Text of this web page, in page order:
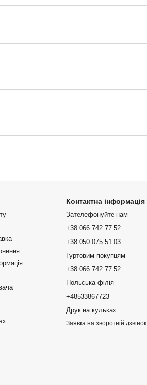
Контактна інформація
Зателефонуйте нам
+38 066 742 77 52
+38 050 075 51 03
Гуртовим покупцям
+38 066 742 77 52
Польська філія
+48533867723
Друк на кульках
Заявка на зворотній дзвінок